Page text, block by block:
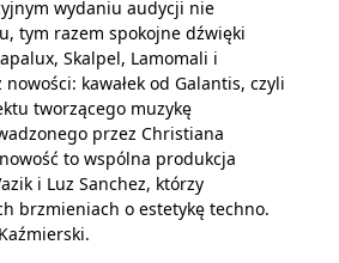
wydaniu audycji nie
tym razem spokojne dźwięki
Skalpel, Lamomali i
kawałek od Galantis, czyli
tworzącego muzykę
przez Christiana
to wspólna produkcja
i Luz Sanchez, którzy
brzmieniach o estetykę techno.